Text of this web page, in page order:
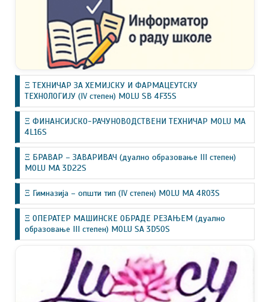
Ξ ТЕХНИЧАР ЗА ХЕМИЈСКУ И ФАРМАЦЕУТСКУ
ТЕХНОЛОГИЈУ (IV степен) MOLU SB 4F35S
Ξ ФИНАНСИЈСКО-РАЧУНОВОДСТВЕНИ ТЕХНИЧАР MOLU MA
4L16S
Ξ БРАВАР – ЗАВАРИВАЧ (дуално образовање III степен)
MOLU MA 3D22S
Ξ Гимназија – општи тип (IV степен) MOLU MA 4R03S
Ξ ОПЕРАТЕР МАШИНСКЕ ОБРАДЕ РЕЗАЊЕМ (дуално
образовање III степен) MOLU SA 3D50S